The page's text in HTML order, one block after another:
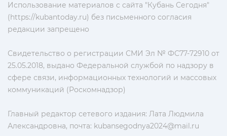
Использование материалов с сайта "Кубань Сегодня"
(https://kubantoday.ru) без письменного согласия
редакции запрещено
Свидетельство о регистрации СМИ Эл № ФС77-72910 от
25.05.2018, выдано Федеральной службой по надзору в
сфере связи, информационных технологий и массовых
коммуникаций (Роскомнадзор)
Главный редактор сетевого издания: Лата Людмила
Александровна, почта: kubansegodnya2024@mail.ru